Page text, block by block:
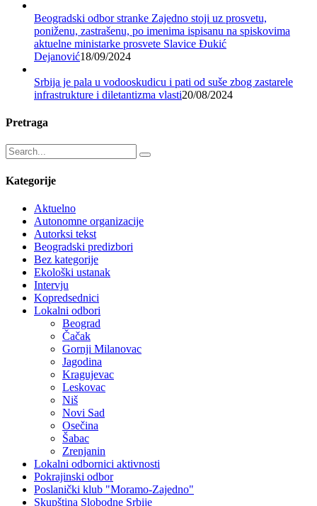
Beogradski odbor stranke Zajedno stoji uz prosvetu,
poniženu, zastrašenu, po imenima ispisanu na spiskovima
aktuelne ministarke prosvete Slavice Đukić
Dejanović18/09/2024
Srbija je pala u vodooskudicu i pati od suše zbog zastarele
infrastrukture i diletantizma vlasti20/08/2024
Pretraga
Kategorije
Aktuelno
Autonomne organizacije
Autorksi tekst
Beogradski predizbori
Bez kategorije
Ekološki ustanak
Intervju
Kopredsednici
Lokalni odbori
Beograd
Čačak
Gornji Milanovac
Jagodina
Kragujevac
Leskovac
Niš
Novi Sad
Osečina
Šabac
Zrenjanin
Lokalni odbornici aktivnosti
Pokrajinski odbor
Poslanički klub "Moramo-Zajedno"
Skupština Slobodne Srbije